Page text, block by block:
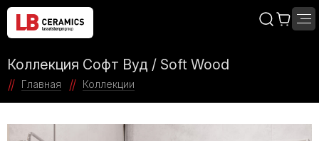
Коллекция Софт Вуд / Soft Wood
Главная Коллекции